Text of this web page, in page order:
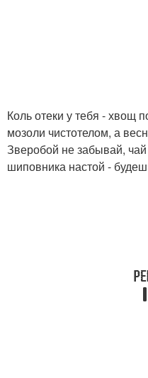
Коль отеки у тебя - хвощ
мозоли чистотелом, а
Зверобой не забывай,
шиповника настой -